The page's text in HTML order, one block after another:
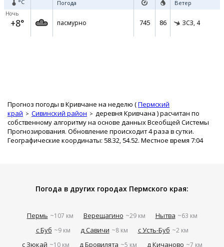
°C Погода Ветер
Ночь
+8° пасмурно 745 86 ЗСЗ, 4
Прогноз погоды в Кривчане на неделю (Пермский
край
Сивинский район деревня Кривчана ) расчитан по
собственному алгоритму на основе данных Всеобщей Системы
Прогнозирования. Обновление происходит 4 раза в сутки.
Географические координаты: 58.32, 54.52. Местное время 7:04
Погода в других городах Пермского края:
Пермь ~107 км Верещагино ~29 км Нытва ~63 км
с Буб ~9 км д Савичи ~8 км с Усть-Буб ~2 км
с Зюкай ~10 км д Бровилята ~5 км д Кичаново ~7 км